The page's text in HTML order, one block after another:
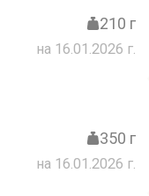
210 г
на 16.01.2026 г.
350 г
на 16.01.2026 г.